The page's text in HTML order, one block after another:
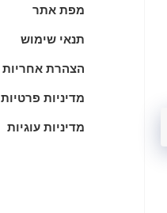
מפת אתר
תנאי שימוש
הצהרת
מדיניות פרטיות
מדיניות עוגיות